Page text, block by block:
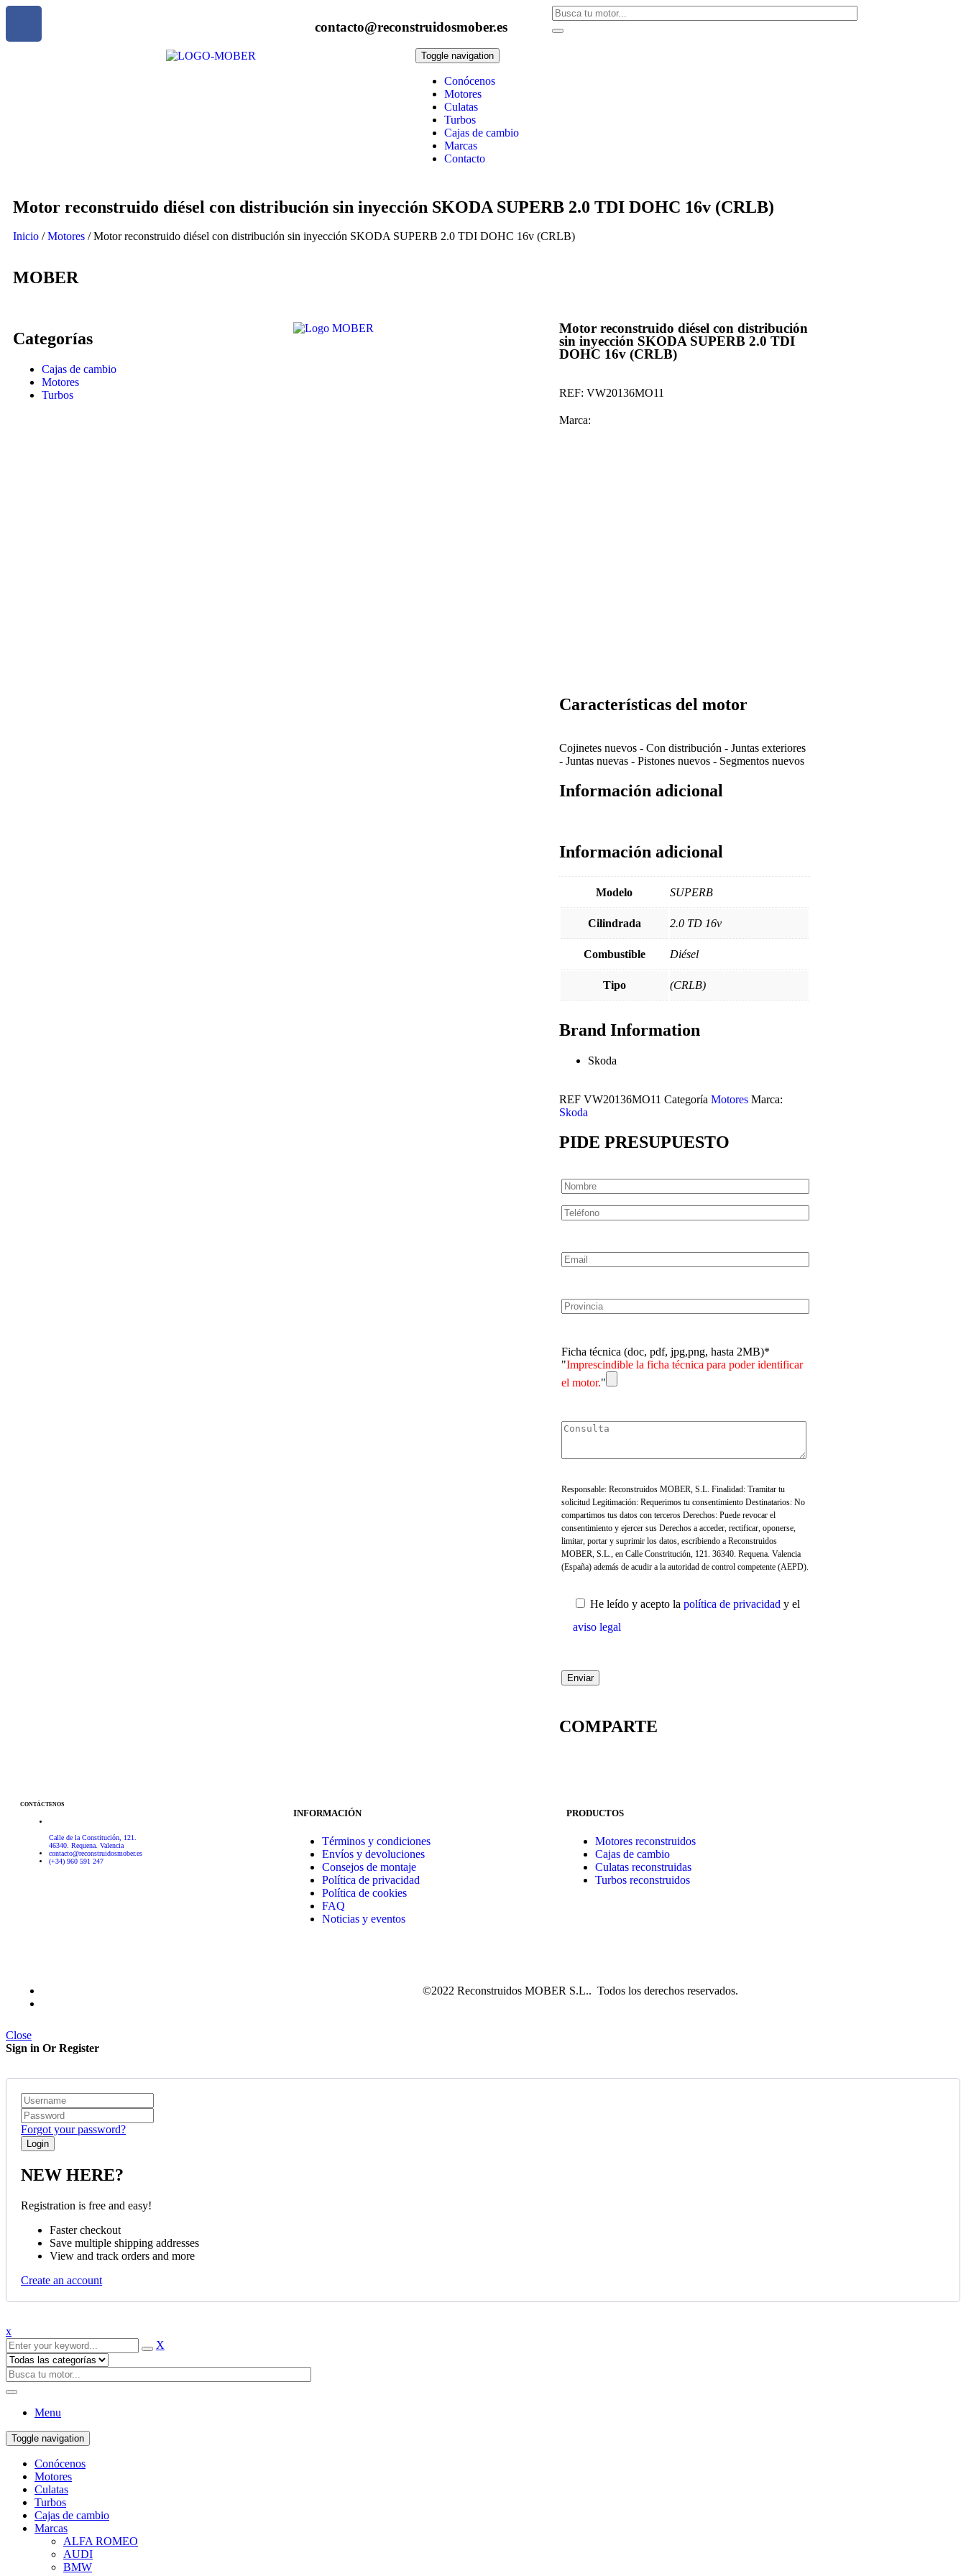
contacto@reconstruidosmober.es
Toggle navigation
Conócenos
Motores
Culatas
Turbos
Cajas de cambio
Marcas
Contacto
Motor reconstruido diésel con distribución sin inyección SKODA SUPERB 2.0 TDI DOHC 16v (CRLB)
Inicio /Motores / Motor reconstruido diésel con distribución sin inyección SKODA SUPERB 2.0 TDI DOHC 16v (CRLB)
MOBER
Categorías
Cajas de cambio
Motores
Turbos
Motor reconstruido diésel con distribución
sin inyección SKODA SUPERB 2.0 TDI
DOHC 16v (CRLB)
REF: VW20136MO11
Marca:
Características del motor
Cojinetes nuevos- Con distribución- Juntas exteriores
- Juntas nuevas- Pistones nuevos- Segmentos nuevos
Información adicional
Información adicional
Modelo SUPERB
Cilindrada 2.0 TD 16v
Combustible Diésel
Tipo (CRLB)
Brand Information
Skoda
REF VW20136MO11 Categoría Motores Marca:
Skoda
PIDE PRESUPUESTO
Ficha técnica (doc, pdf, jpg,png, hasta 2MB)*
"Imprescindible la ficha técnica para poder identificar
el motor."
Responsable: Reconstruidos MOBER, S.L. Finalidad: Tramitar tu
solicitud Legitimación: Requerimos tu consentimiento Destinatarios: No
compartimos tus datos con terceros Derechos: Puede revocar el
consentimiento y ejercer sus Derechos a acceder, rectificar, oponerse,
limitar, portar y suprimir los datos, escribiendo a Reconstruidos
MOBER, S.L., en Calle Constritución, 121. 36340. Requena. Valencia
(España) además de acudir a la autoridad de control competente (AEPD).
He leído y acepto la política de privacidad y el
aviso legal
COMPARTE
CONTÁCTENOS
Calle de la Constitución, 121.
46340. Requena. Valencia
contacto@reconstruidosmober.es
(+34) 960 591 247
INFORMACIÓN
Términos y condiciones
Envíos y devoluciones
Consejos de montaje
Política de privacidad
Política de cookies
FAQ
Noticias y eventos
PRODUCTOS
Motores reconstruidos
Cajas de cambio
Culatas reconstruidas
Turbos reconstruidos
©2022 Reconstruidos MOBER S.L.. Todos los derechos reservados.
Close
Sign in Or Register
Forgot your password?
NEW HERE?
Registration is free and easy!
Faster checkout
Save multiple shipping addresses
View and track orders and more
Create an account
x
X
Menu
Toggle navigation
Conócenos
Motores
Culatas
Turbos
Cajas de cambio
Marcas
ALFA ROMEO
AUDI
BMW